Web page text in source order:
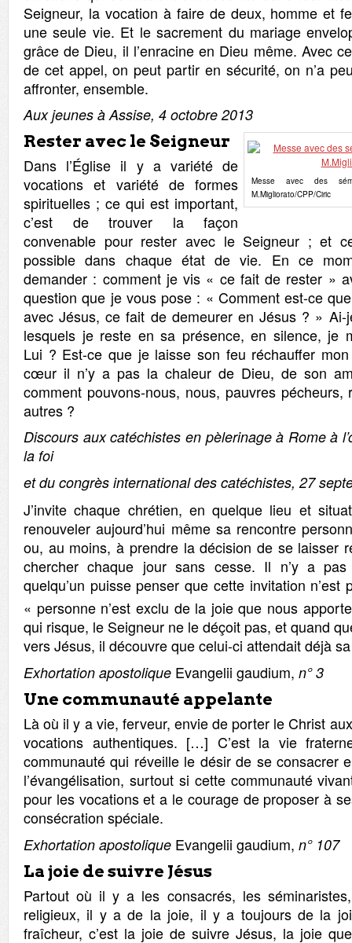
Seigneur, la vocation à faire de deux, homme et
une seule vie. Et le sacrement du mariage
grâce de Dieu, il l’enracine en Dieu même. Avec
de cet appel, on peut partir en sécurité, on n’a
affronter, ensemble.
Aux jeunes à Assise, 4 octobre 2013
Messe avec des
M.Migliorato/CPP/Ciric
Rester avec le Seigneur
Dans l’Église il y a variété de
vocations et variété de formes
spirituelles ; ce qui est important,
c’est de trouver la façon
convenable pour rester avec le Seigneur ; et
possible dans chaque état de vie. En ce
demander : comment je vis « ce fait de rester »
question que je vous pose : « Comment est-ce
avec Jésus, ce fait de demeurer en Jésus ? » Ai-
lesquels je reste en sa présence, en silence, je
Lui ? Est-ce que je laisse son feu réchauffer
cœur il n’y a pas la chaleur de Dieu, de son
comment pouvons-nous, nous, pauvres
autres ?
Discours aux catéchistes en pèlerinage à Rome à
la foi
et du congrès international des catéchistes, 27
J’invite chaque chrétien, en quelque lieu et
renouveler aujourd’hui même sa rencontre
ou, au moins, à prendre la décision de se laisser
chercher chaque jour sans cesse. Il n’y a
quelqu’un puisse penser que cette invitation
« personne n’est exclu de la joie que nous
qui risque, le Seigneur ne le déçoit pas, et quand
vers Jésus, il découvre que celui-ci attendait déjà
Exhortation apostolique Evangelii gaudium, n° 3
Une communauté appelante
Là où il y a vie, ferveur, envie de porter le Christ
vocations authentiques. […] C’est la vie
communauté qui réveille le désir de se consacrer
l’évangélisation, surtout si cette communauté
pour les vocations et a le courage de proposer à
consécration spéciale.
Exhortation apostolique Evangelii gaudium, n° 107
La joie de suivre Jésus
Partout où il y a les consacrés, les
religieux, il y a de la joie, il y a toujours de la
fraîcheur, c’est la joie de suivre Jésus, la joie